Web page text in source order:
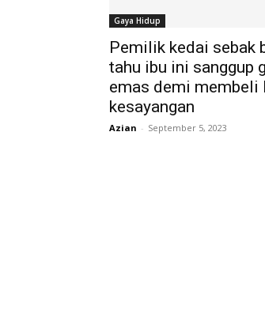
Gaya Hidup
Pemilik kedai sebak
tahu ibu ini sanggup
emas demi membeli
kesayangan
Azian - September 5, 2023